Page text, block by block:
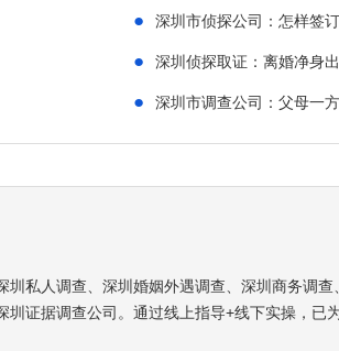
● 深圳市侦探公司：怎样签
● 深圳侦探取证：离婚净身
● 深圳市调查公司：父母一
私人调查、深圳婚姻外遇调查、深圳商务调
证据调查公司。通过线上指导+线下实操，已